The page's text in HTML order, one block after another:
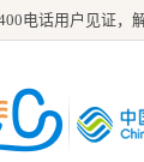
电话用户见证，